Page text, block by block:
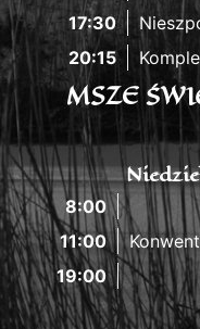
17:30
20:15
MSZE
8:00
11:00
19:00